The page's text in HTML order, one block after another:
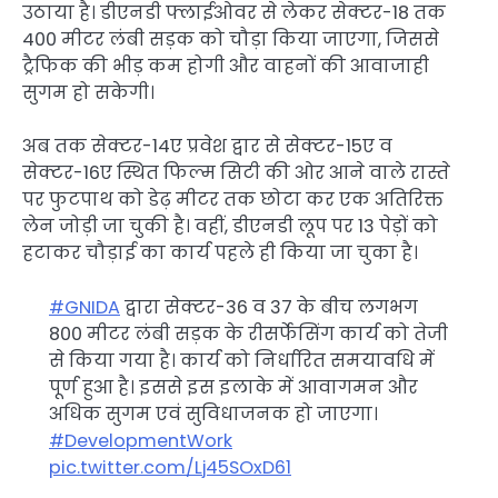
उठाया है। डीएनडी फ्लाईओवर से लेकर सेक्टर-18 तक
400 मीटर लंबी सड़क को चौड़ा किया जाएगा, जिससे
ट्रैफिक की भीड़ कम होगी और वाहनों की आवाजाही
सुगम हो सकेगी।​
अब तक सेक्टर-14ए प्रवेश द्वार से सेक्टर-15ए व
सेक्टर-16ए स्थित फिल्म सिटी की ओर आने वाले रास्ते
पर फुटपाथ को डेढ़ मीटर तक छोटा कर एक अतिरिक्त
लेन जोड़ी जा चुकी है। वहीं, डीएनडी लूप पर 13 पेड़ों को
हटाकर चौड़ाई का कार्य पहले ही किया जा चुका है।​
#GNIDAद्वारा सेक्टर-36 व 37 के बीच लगभग
800 मीटर लंबी सड़क के रीसर्फेसिंग कार्य को तेजी
से किया गया है। कार्य को निर्धारित समयावधि में
पूर्ण हुआ है। इससे इस इलाके में आवागमन और
अधिक सुगम एवं सुविधाजनक हो जाएगा।
#DevelopmentWork
pic.twitter.com/Lj45SOxD61